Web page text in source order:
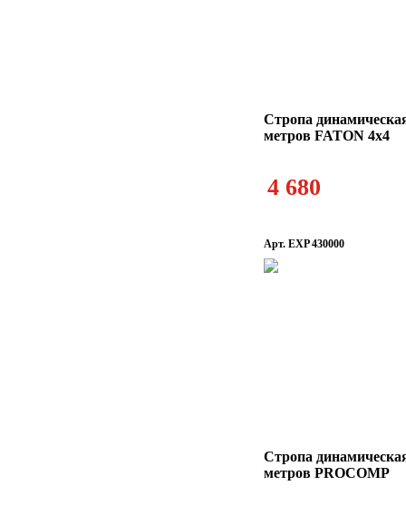
Стропа
метров FATON 4x4
4 680
Арт. EXP 430000
Стропа
метров PROCOMP